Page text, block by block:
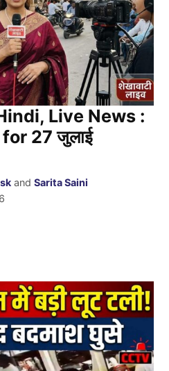
Live News :
27 जुलाई
andSarita Saini